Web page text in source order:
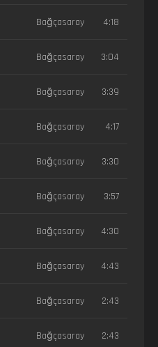
Bağçasaray 4:18
Bağçasaray 3:04
Bağçasaray 3:39
Bağçasaray 4:17
Bağçasaray 3:30
Bağçasaray 3:57
Bağçasaray 4:30
Bağçasaray 4:43
Bağçasaray 2:43
Bağçasaray 2:43